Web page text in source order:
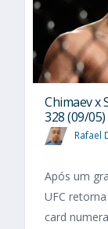
Chimaev x
328 (09/05)
Rafael
Após um
UFC
card